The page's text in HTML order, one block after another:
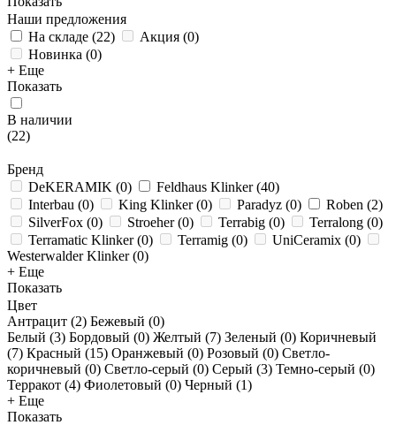
Наши предложения
На складе (22) Акция (0)
Новинка (0)
+ Еще
Показать
В наличии
(22)
Бренд
DeKERAMIK (0) Feldhaus Klinker(40)
Interbau (0) King Klinker(0) Paradyz (0) Roben (2)
SilverFox (0) Stroeher(0) Terrabig (0) Terralong (0)
Terramatic Klinker(0) Terramig (0) UniCeramix (0)
Westerwalder Klinker(0)
+ Еще
Показать
Цвет
Антрацит (2) Бежевый (0)
Белый (3) Бордовый (0) Желтый (7) Зеленый (0) Коричневый
(7) Красный (15) Оранжевый (0) Розовый (0) Светло-
коричневый (0) Светло-серый (0) Серый (3) Темно-серый (0)
Терракот (4) Фиолетовый (0) Черный (1)
+ Еще
Показать